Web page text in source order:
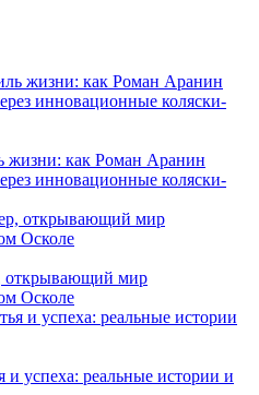
жизни: как Роман Аранин
инновационные коляски-
открывающий мир
Осколе
и успеха: реальные истории и